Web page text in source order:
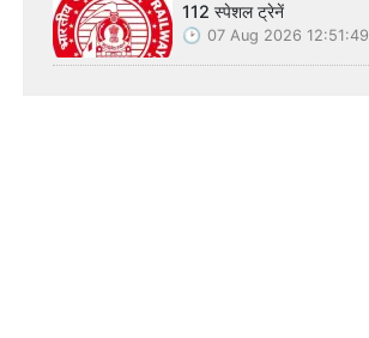
112 स्पेशल ट्रेनें
07 Aug 2026 12:51:49